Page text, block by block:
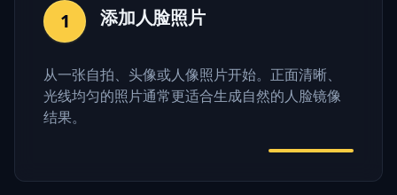
1 添加人脸照片
从一张自拍、头像或人像照片开始。正面清晰、
光线均匀的照片通常更适合生成自然的人脸镜像
结果。